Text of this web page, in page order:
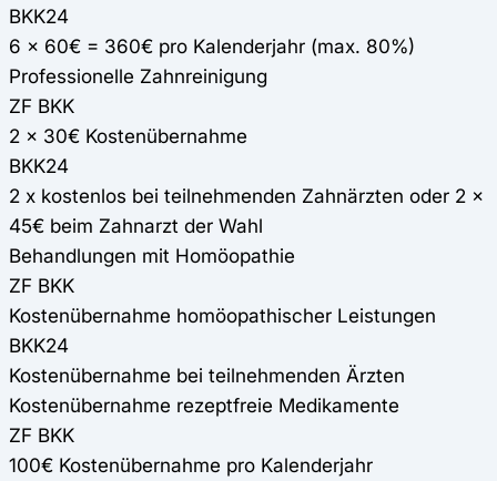
BKK24
6 x 60€ = 360€ pro Kalenderjahr (max. 80%)
Professionelle Zahnreinigung
ZF BKK
2 x 30€ Kostenübernahme
BKK24
2 x kostenlos bei teilnehmenden Zahnärzten oder 2 x
45€ beim Zahnarzt der Wahl
Behandlungen mit Homöopathie
ZF BKK
Kostenübernahme homöopathischer Leistungen
BKK24
Kostenübernahme bei teilnehmenden Ärzten
Kostenübernahme rezeptfreie Medikamente
ZF BKK
100€ Kostenübernahme pro Kalenderjahr